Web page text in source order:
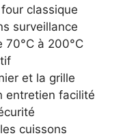
classique
surveillance
à 200°C
et la grille
entretien facilité
cuissons